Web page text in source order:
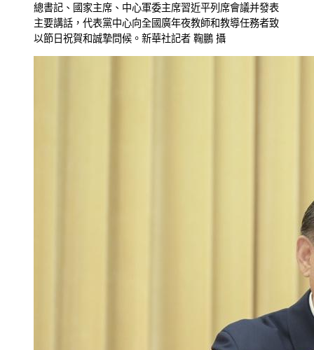
總書記、國家主席、中心軍委主席習近平列席會議并發表
主要講話，代表黨中心向全國廣年夜教師和教導任務者致
以節日祝賀和誠摯問候。新華社記者 鞠鵬 攝